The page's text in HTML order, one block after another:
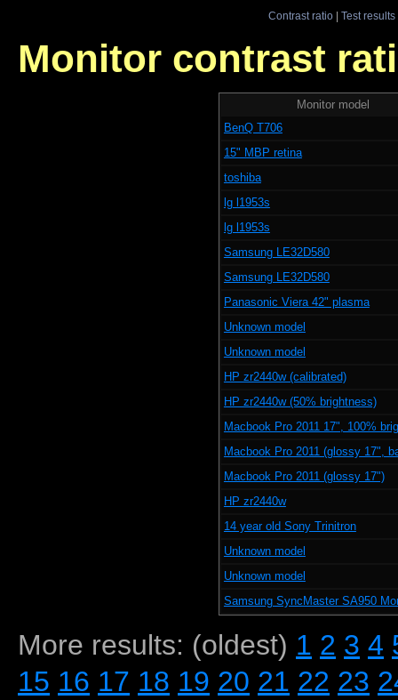
Contrast ratio| Test results
Monitor contrast
Monitor model
BenQ T706
15" MBP retina
toshiba
lg l1953s
lg l1953s
Samsung LE32D580
Samsung LE32D580
Panasonic Viera 42" plasma
Unknown model
Unknown model
HP zr2440w (calibrated)
HP zr2440w (50% brightness)
Macbook Pro 2011 17", 100%
Macbook Pro 2011 (glossy 17",
Macbook Pro 2011 (glossy 17")
HP zr2440w
14 year old Sony Trinitron
Unknown model
Unknown model
Samsung SyncMaster SA950
More results: (oldest) 1 2 3 4
15 16 17 18 19 20 21 22 23